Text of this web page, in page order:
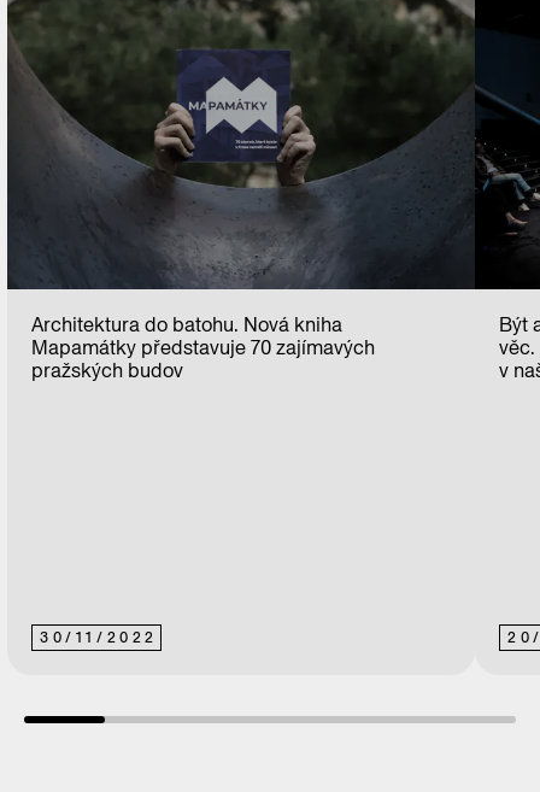
30/ 11/ 2022
Architektura do batohu. Nová kniha
Mapamátky představuje 70 zajímavých
pražských budov
20
Být
v